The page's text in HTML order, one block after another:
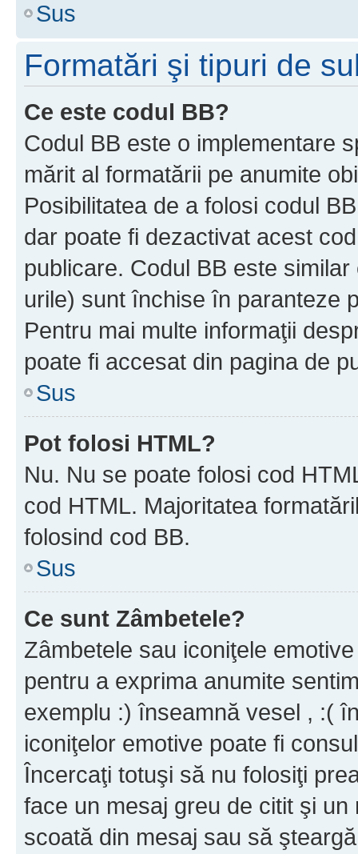
Sus
Formatări şi tipuri de
Ce este codul BB?
Codul BB este o implementare
mărit al formatării pe anumite
Posibilitatea de a folosi codul
dar poate fi dezactivat acest
publicare. Codul BB este
urile) sunt închise în paranteze
Pentru mai multe informaţii
poate fi accesat din pagina de
Sus
Pot folosi HTML?
Nu. Nu se poate folosi cod
cod HTML. Majoritatea
folosind cod BB.
Sus
Ce sunt Zâmbetele?
Zâmbetele sau iconiţele
pentru a exprima anumite
exemplu :) înseamnă vesel , :(
iconiţelor emotive poate fi
Încercaţi totuşi să nu folosiţi
face un mesaj greu de citit şi
scoată din mesaj sau să